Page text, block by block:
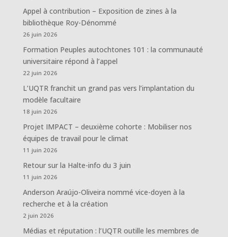
Appel à contribution – Exposition de zines à la
bibliothèque Roy-Dénommé
26 juin 2026
Formation Peuples autochtones 101 : la communauté
universitaire répond à l’appel
22 juin 2026
L’UQTR franchit un grand pas vers l’implantation du
modèle facultaire
18 juin 2026
Projet IMPACT – deuxième cohorte : Mobiliser nos
équipes de travail pour le climat
11 juin 2026
Retour sur la Halte-info du 3 juin
11 juin 2026
Anderson Araújo-Oliveira nommé vice-doyen à la
recherche et à la création
2 juin 2026
Médias et réputation : l’UQTR outille les membres de